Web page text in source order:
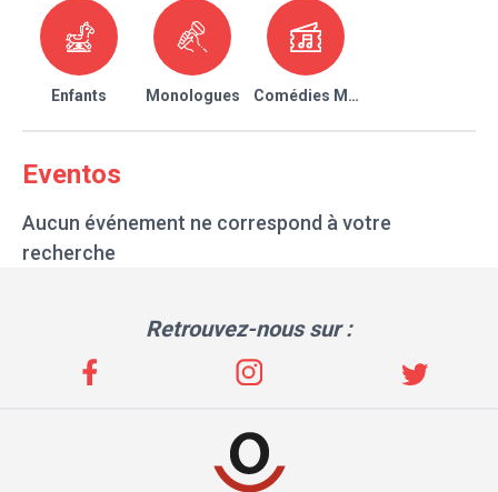
Enfants Monologues Comédies Musicales
Eventos
Aucun événement ne correspond à votre
recherche
Retrouvez-nous sur :